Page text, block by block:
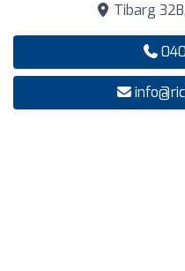
Tibarg